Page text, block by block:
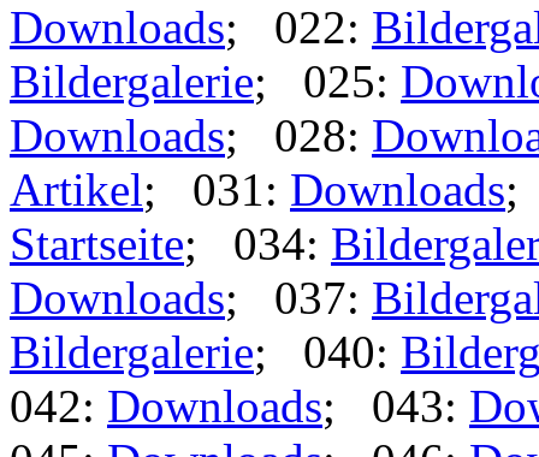
Downloads; 022:
Bildergalerie; 025:
Downloads; 028:
Artikel; 031: Downloads;
Startseite; 034:
Downloads; 037:
Bildergalerie; 040:
042: Downloads; 043: